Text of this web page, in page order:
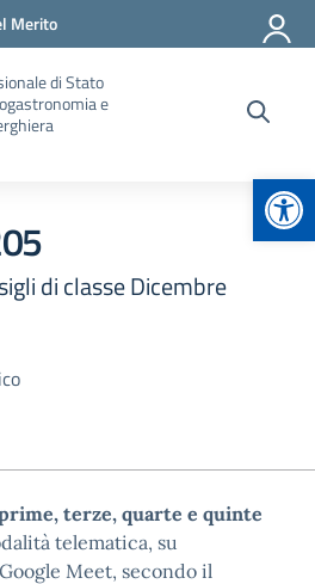
Merito
di Stato
e
di classe Dicembre
terze, quarte e quinte
telematica, su
Meet, secondo il